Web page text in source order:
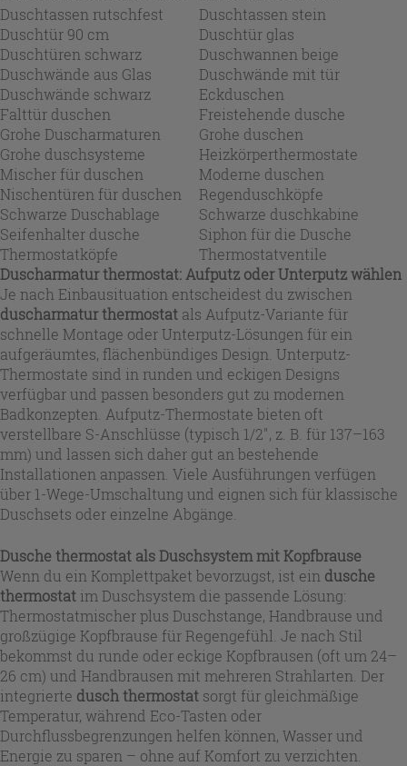
Duschtassen rutschfest
Duschtassen stein
Duschtür 90 cm
Duschtür glas
Duschtüren schwarz
Duschwannen beige
Duschwände aus Glas
Duschwände mit tür
Duschwände schwarz
Eckduschen
Falttür duschen
Freistehende dusche
Grohe Duscharmaturen
Grohe duschen
Grohe duschsysteme
Heizkörperthermostate
Mischer für duschen
Moderne duschen
Nischentüren für duschen
Regenduschköpfe
Schwarze Duschablage
Schwarze duschkabine
Seifenhalter dusche
Siphon für die Dusche
Thermostatköpfe
Thermostatventile
Duscharmatur thermostat: Aufputz oder Unterputz wählen
Je nach Einbausituation entscheidest du zwischen
duscharmatur thermostat als Aufputz-Variante für
schnelle Montage oder Unterputz-Lösungen für ein
aufgeräumtes, flächenbündiges Design. Unterputz-
Thermostate sind in runden und eckigen Designs
verfügbar und passen besonders gut zu modernen
Badkonzepten. Aufputz-Thermostate bieten oft
verstellbare S-Anschlüsse (typisch 1/2", z. B. für 137–163
mm) und lassen sich daher gut an bestehende
Installationen anpassen. Viele Ausführungen verfügen
über 1-Wege-Umschaltung und eignen sich für klassische
Duschsets oder einzelne Abgänge.
Dusche thermostat als Duschsystem mit Kopfbrause
Wenn du ein Komplettpaket bevorzugst, ist ein dusche
thermostat im Duschsystem die passende Lösung:
Thermostatmischer plus Duschstange, Handbrause und
großzügige Kopfbrause für Regengefühl. Je nach Stil
bekommst du runde oder eckige Kopfbrausen (oft um 24–
26 cm) und Handbrausen mit mehreren Strahlarten. Der
integrierte dusch thermostat sorgt für gleichmäßige
Temperatur, während Eco-Tasten oder
Durchflussbegrenzungen helfen können, Wasser und
Energie zu sparen – ohne auf Komfort zu verzichten.